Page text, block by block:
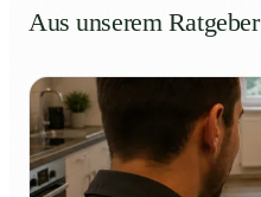
Aus unserem Ratgeber